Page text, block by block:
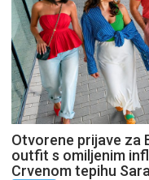
Otvorene prijave za
outfit s omiljenim
Crvenom tepihu